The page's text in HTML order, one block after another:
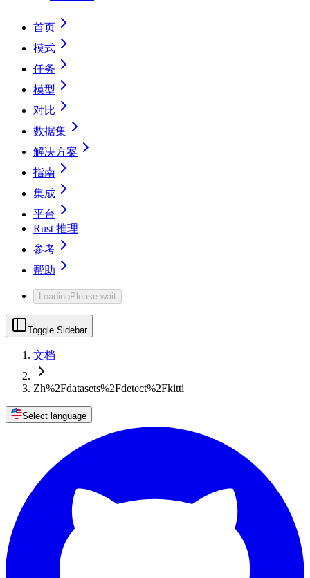
首页
模式
任务
模型
对比
数据集
解决方案
指南
集成
平台
Rust 推理
参考
帮助
LoadingPlease wait
Toggle Sidebar
文档
Zh%2Fdatasets%2Fdetect%2Fkitti
Select language